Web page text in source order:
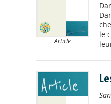
Article
le